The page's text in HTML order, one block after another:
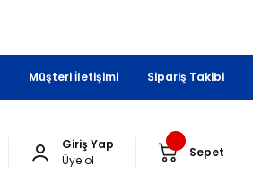
Müşteri İletişimi Sipariş Takibi
Giriş Yap
Üye ol
Sepet